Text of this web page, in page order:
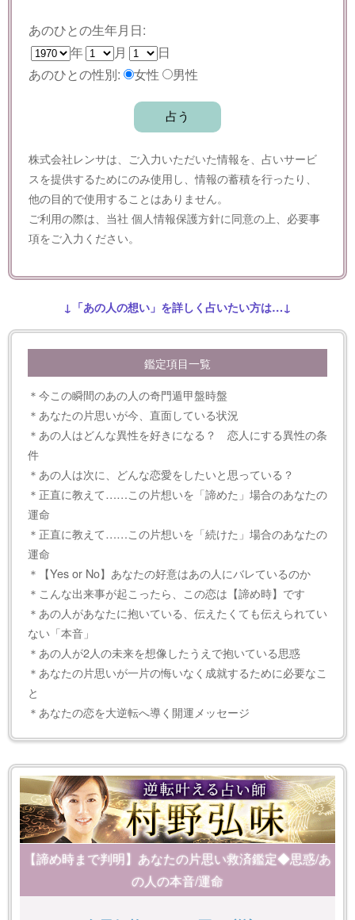
あのひとの生年月日:
年
月
日
あのひとの性別:
女性 男性
株式会社レンサは、ご入力いただいた情報を、占いサービ
スを提供するためにのみ使用し、情報の蓄積を行ったり、
他の目的で使用することはありません。
ご利用の際は、当社個人情報保護方針に同意の上、必要事
項をご入力ください。
↓「あの人の想い」を詳しく占いたい方は…↓
鑑定項目一覧
＊今この瞬間のあの人の奇門遁甲盤時盤
＊あなたの片思いが今、直面している状況
＊あの人はどんな異性を好きになる？ 恋人にする異性の条
件
＊あの人は次に、どんな恋愛をしたいと思っている？
＊正直に教えて……この片想いを「諦めた」場合のあなたの
運命
＊正直に教えて……この片想いを「続けた」場合のあなたの
運命
＊【Yes or No】あなたの好意はあの人にバレているのか
＊こんな出来事が起こったら、この恋は【諦め時】です
＊あの人があなたに抱いている、伝えたくても伝えられてい
ない「本音」
＊あの人が2人の未来を想像したうえで抱いている思惑
＊あなたの片思いが一片の悔いなく成就するために必要なこ
と
＊あなたの恋を大逆転へ導く開運メッセージ
【諦め時まで判明】あなたの片思い救済鑑定◆思惑/あ
の人の本音/運命